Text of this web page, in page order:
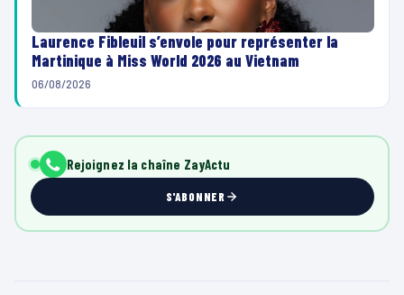
Laurence Fibleuil s’envole pour représenter la
Martinique à Miss World 2026 au Vietnam
06/08/2026
Rejoignez la chaîne ZayActu
S'ABONNER